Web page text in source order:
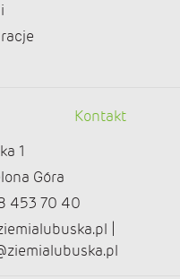
Kontakt
1
Góra
453 70 40
|